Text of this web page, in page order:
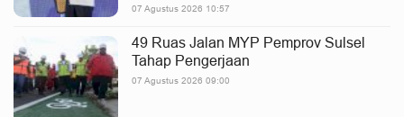
07 Agustus 2026 10:57
49 Ruas Jalan MYP Pemprov Sulsel
Tahap Pengerjaan
07 Agustus 2026 09:00